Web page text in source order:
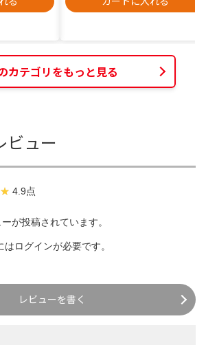
カテゴリをもっと見る
ビュー
4.9点
が投稿されています。
はログインが必要です。
レビューを書く